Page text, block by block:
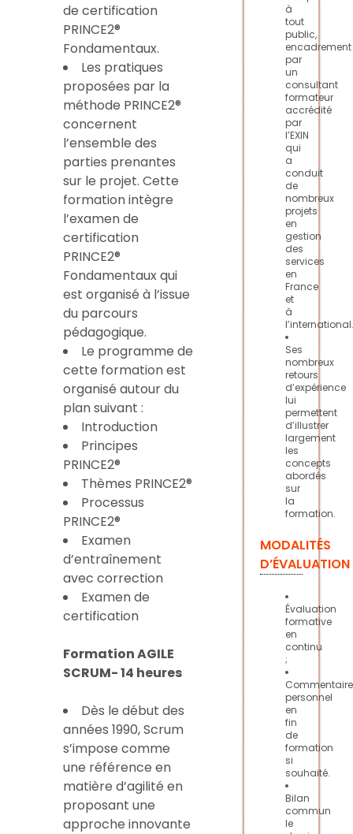
de certification
PRINCE2®
Fondamentaux.
Les pratiques
proposées par la
méthode PRINCE2®
concernent
l’ensemble des
parties prenantes
sur le projet. Cette
formation intègre
l’examen de
certification
PRINCE2®
Fondamentaux qui
est organisé à l’issue
du parcours
pédagogique.
Le programme de
cette formation est
organisé autour du
plan suivant :
Introduction
Principes
PRINCE2®
Thèmes PRINCE2®
Processus
PRINCE2®
Examen
d’entraînement
avec correction
Examen de
certification
Formation AGILE
SCRUM- 14 heures
Dès le début des
années 1990, Scrum
s’impose comme
une référence en
matière d’agilité en
proposant une
approche innovante
à
tout
public,
encadrement
par
un
consultant
formateur
accrédité
par
l’EXIN
qui
a
conduit
de
nombreux
projets
en
gestion
des
services
en
France
et
à
l’international.
Ses
nombreux
retours
d’expérience
lui
permettent
d’illustrer
largement
les
concepts
abordés
sur
la
formation.
MODALITÉS
D’ÉVALUATION
Évaluation
formative
en
continu
;
Commentaire
personnel
en
fin
de
formation
si
souhaité.
Bilan
commun
le